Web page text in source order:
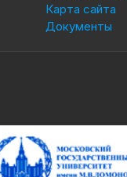
Карта сайта
Документы